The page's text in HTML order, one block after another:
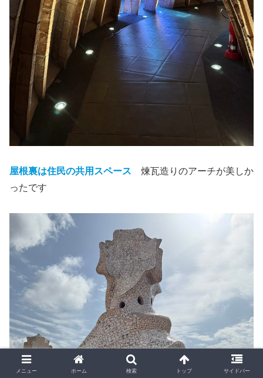
屋根裏は住民の共用スペース 煉瓦造りのアーチが美しか
ったです
メニュー ホーム 検索 トップ サイドバー